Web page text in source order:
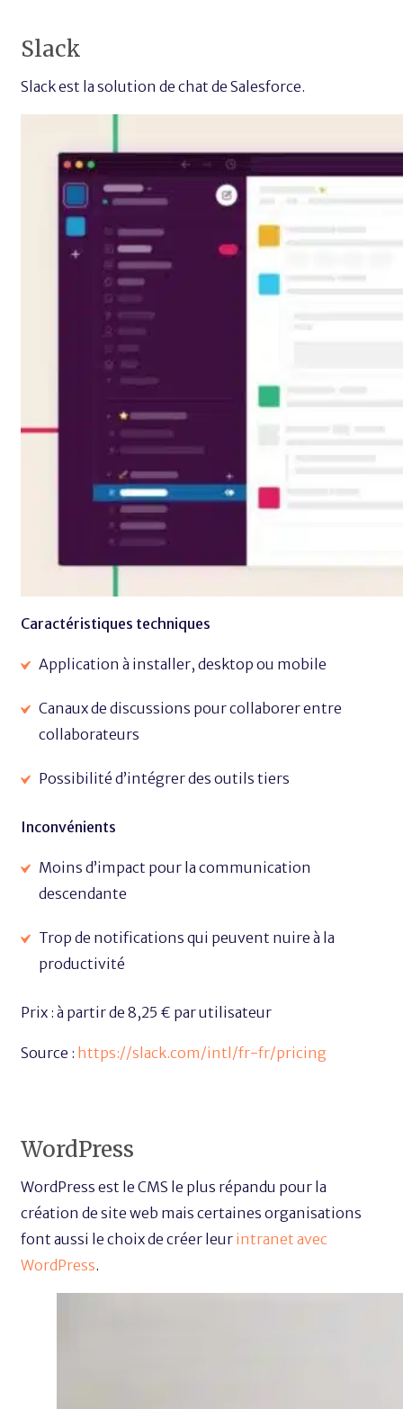
Slack
Slack est la solution de chat de Salesforce.
Caractéristiques techniques
Application à installer, desktop ou mobile
Canaux de discussions pour collaborer entre
collaborateurs
Possibilité d’intégrer des outils tiers
Inconvénients
Moins d’impact pour la communication
descendante
Trop de notifications qui peuvent nuire à la
productivité
Prix : à partir de 8,25 € par utilisateur
Source : https://slack.com/intl/fr-fr/pricing
WordPress
WordPress est le CMS le plus répandu pour la
création de site web mais certaines organisations
font aussi le choix de créer leur intranet avec
WordPress.